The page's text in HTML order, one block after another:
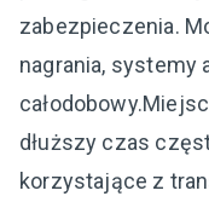
zabezpieczenia.
nagrania, systemy
dłuższy czas
korzystające z